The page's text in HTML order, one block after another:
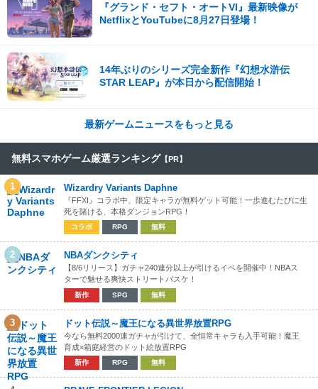
『グランド・セフト・オートVI』最新映像が
NetflixとYouTubeに8月27日登場！
14年ぶりのシリーズ完全新作『幻想水滸伝
STAR LEAP』が本日から配信開始！
最新ゲームニュースをもっと見る
無料スマホゲーム厳選ランキング 【PR】
1 Wizardry Variants Daphne
『FFXI』コラボ中、限定キャラが無料ゲット可能！一歩進むたびに生
死を賭ける、本格ダンジョンRPG！
コラボ RPG 無料
2 NBAダンクシティ
【8/6リリース】ガチャ240連分以上が引けるイベを開催中！NBAス
ターで魅せる爽快ストリートバスケ！
新作 SPG 無料
3 ドット伝説～魔王になる異世界放置RPG
今なら無料2000連ガチャが引けて、全恒常キャラも入手可能！魔王
育成×箱庭経営のドット絵放置RPG
新作 RPG 無料